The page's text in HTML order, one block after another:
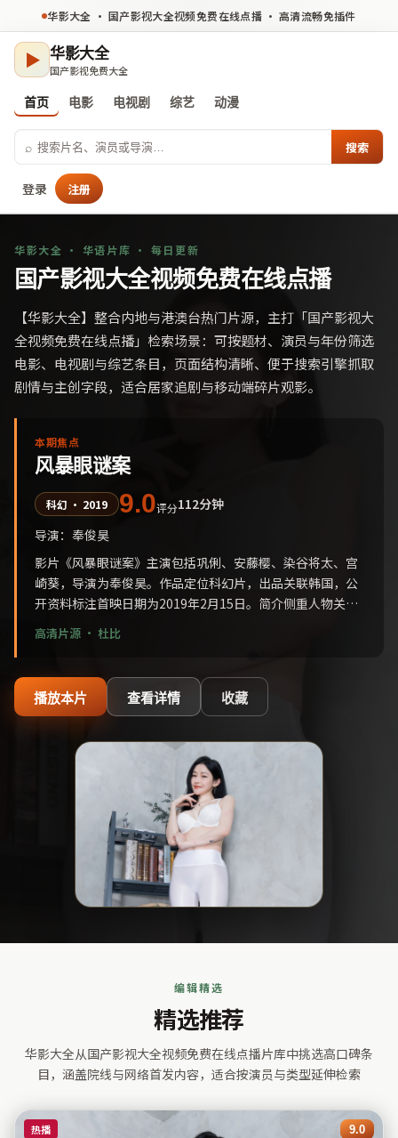
华影大全 · 国产影视大全视频免费在线点播· 高清流畅免插件
▶ 华影大全
国产影视免费大全
首页 电影 电视剧 综艺 动漫
⌕ 搜索
登录 注册
华影大全 · 华语片库 · 每日更新
国产影视大全视频免费在线点播
【华影大全】整合内地与港澳台热门片源，主打「国产影视大
全视频免费在线点播」检索场景：可按题材、演员与年份筛选
电影、电视剧与综艺条目，页面结构清晰、便于搜索引擎抓取
剧情与主创字段，适合居家追剧与移动端碎片观影。
本期焦点
风暴眼谜案
科幻 · 2019 9.0评分112分钟
导演： 奉俊昊
影片《风暴眼谜案》主演包括巩俐、安藤樱、染谷将太、宫
崎葵，导演为奉俊昊。作品定位科幻片，出品关联韩国，公
开资料标注首映日期为2019年2月15日。简介侧重人物关系
与城市空间的交错描写，适合喜爱华语口碑条目与主创检
索、并偏好国产影视结构化展示的用户延伸阅读。
高清片源 · 杜比
播放本片 查看详情 收藏
编辑精选
精选推荐
华影大全从国产影视大全视频免费在线点播片库中挑选高口碑条
目，涵盖院线与网络首发内容，适合按演员与类型延伸检索
热播 9.0